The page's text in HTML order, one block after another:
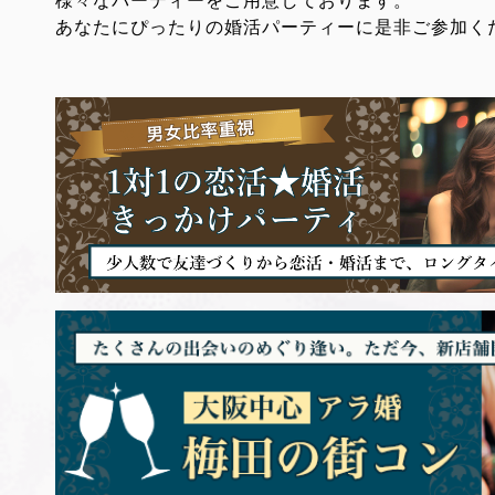
あなたにぴったりの婚活パーティーに是非ご参加く